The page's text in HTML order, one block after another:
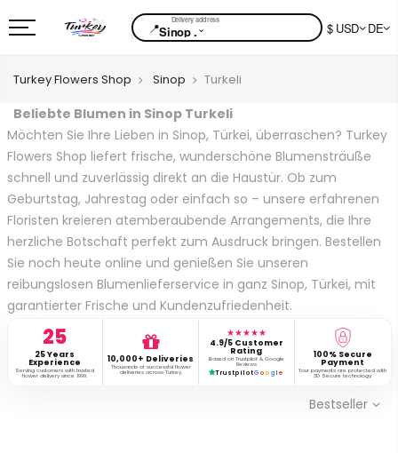
📍Sinop .⌄ $ USD DE
Turkey Flowers Shop Sinop Turkeli
Beliebte Blumen in Sinop Turkeli
Möchten Sie Ihre Lieben in Sinop, Türkei, überraschen? Turkey
Flowers Shop liefert frische, wunderschöne Blumensträuße
schnell und zuverlässig direkt an die Haustür. Ob zum
Geburtstag, Jahrestag oder einfach so – unsere erfahrenen
Floristen kreieren atemberaubende Arrangements, die Ihre
herzliche Botschaft perfekt zum Ausdruck bringen. Bestellen
Sie noch heute online und genießen Sie unseren
reibungslosen Blumenlieferservice in ganz Sinop, Türkei, mit
garantierter Frische und Kundenzufriedenheit.
25
25 Years
Experience
Serving customers with trusted
flower delivery since 1999.
10,000+ Deliveries
Thousands of successful flower
deliveries across Turkey.
★★★★★
4.9/5 Customer
Rating
Based on Trustpilot & Google
Reviews
TrustpilotG o o g l e
100% Secure
Payment
Your payments are protected with
3D Secure technology.
Bestseller